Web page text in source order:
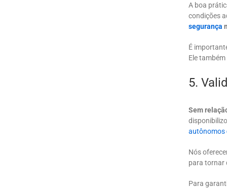
A boa
condições
segurança
É
Ele
5.
Sem
autônomos
Nós
para tornar
Para